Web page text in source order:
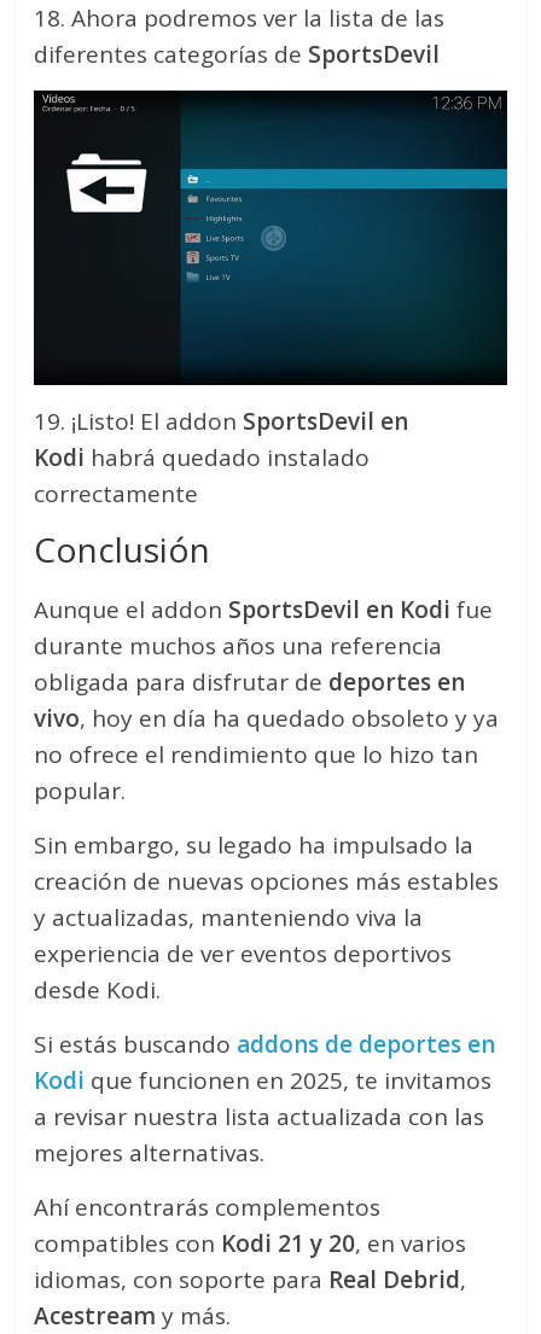
18. Ahora podremos ver la lista de las
diferentes categorías de SportsDevil
19. ¡Listo! El addon SportsDevil en
Kodi habrá quedado instalado
correctamente
Conclusión
Aunque el addon SportsDevil en Kodi fue
durante muchos años una referencia
obligada para disfrutar de deportes en
vivo, hoy en día ha quedado obsoleto y ya
no ofrece el rendimiento que lo hizo tan
popular.
Sin embargo, su legado ha impulsado la
creación de nuevas opciones más estables
y actualizadas, manteniendo viva la
experiencia de ver eventos deportivos
desde Kodi.
Si estás buscando addons de deportes en
Kodi que funcionen en 2025, te invitamos
a revisar nuestra lista actualizada con las
mejores alternativas.
Ahí encontrarás complementos
compatibles con Kodi 21 y 20, en varios
idiomas, con soporte para Real Debrid,
Acestream y más.